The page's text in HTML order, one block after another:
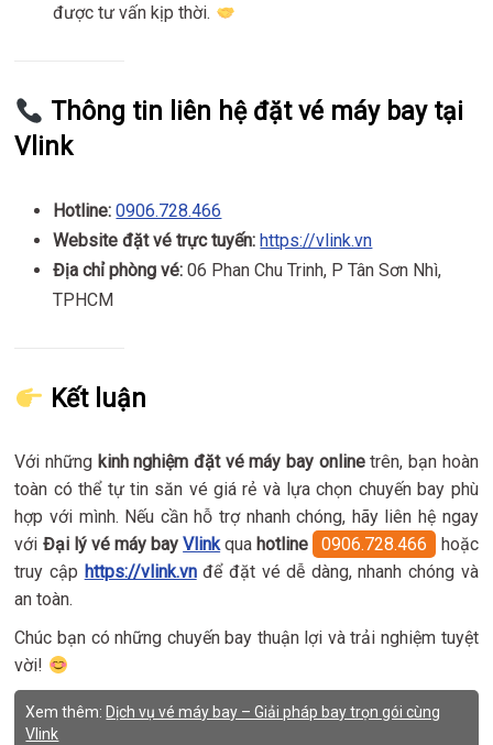
được tư vấn kịp thời.
Thông tin liên hệ đặt vé máy bay tại
Vlink
Hotline: 0906.728.466
Website đặt vé trực tuyến: https://vlink.vn
Địa chỉ phòng vé: 06 Phan Chu Trinh, P Tân Sơn Nhì,
TPHCM
Kết luận
Với những kinh nghiệm đặt vé máy bay onlinetrên, bạn hoàn
toàn có thể tự tin săn vé giá rẻ và lựa chọn chuyến bay phù
hợp với mình. Nếu cần hỗ trợ nhanh chóng, hãy liên hệ ngay
với Đại lý vé máy bayVlinkqua hotline 0906.728.466
hoặc
truy cập https://vlink.vnđể đặt vé dễ dàng, nhanh chóng và
an toàn.
Chúc bạn có những chuyến bay thuận lợi và trải nghiệm tuyệt
vời!
Xem thêm: Dịch vụ vé máy bay – Giải pháp bay trọn gói cùng
Vlink